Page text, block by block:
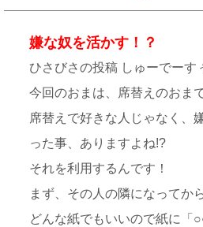
嫌な奴を活かす！？
ひさびさの投稿 しゅーでー
今回のおまは、席替えのおま
席替えで好きな人じゃなく、
った事、ありますよね!?
それを利用するんです！
まず、その人の隣になってか
どんな紙でもいいので紙に「